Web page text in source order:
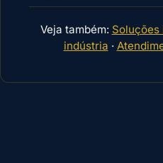
Veja também:
indústria ·